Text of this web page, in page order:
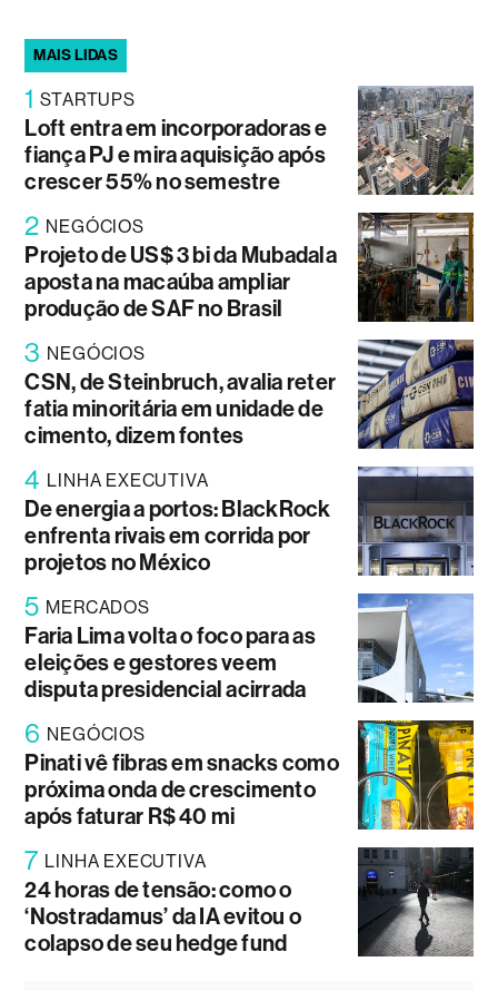
MAIS LIDAS
1 STARTUPS
Loft entra em incorporadoras e
fiança PJ e mira aquisição após
crescer 55% no semestre
2 NEGÓCIOS
Projeto de US$ 3 bi da Mubadala
aposta na macaúba ampliar
produção de SAF no Brasil
3 NEGÓCIOS
CSN, de Steinbruch, avalia reter
fatia minoritária em unidade de
cimento, dizem fontes
4 LINHA EXECUTIVA
De energia a portos: BlackRock
enfrenta rivais em corrida por
projetos no México
5 MERCADOS
Faria Lima volta o foco para as
eleições e gestores veem
disputa presidencial acirrada
6 NEGÓCIOS
Pinati vê fibras em snacks como
próxima onda de crescimento
após faturar R$ 40 mi
7 LINHA EXECUTIVA
24 horas de tensão: como o
‘Nostradamus’ da IA evitou o
colapso de seu hedge fund